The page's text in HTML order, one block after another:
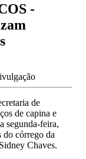
-
de
de capina e
segunda-feira,
do córrego da
Chaves.